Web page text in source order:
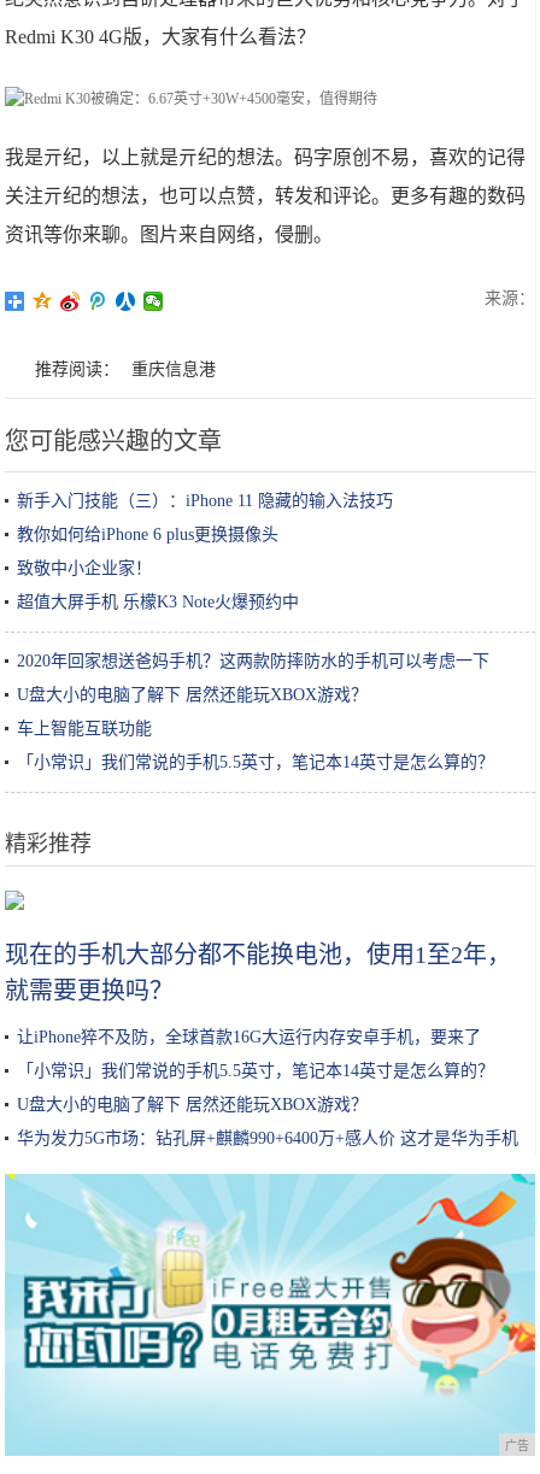
Redmi K30 4G版，大家有什么看法？
我是亓纪，以上就是亓纪的想法。码字原创不易，喜欢的记得
关注亓纪的想法，也可以点赞，转发和评论。更多有趣的数码
资讯等你来聊。图片来自网络，侵删。
来源：
推荐阅读： 重庆信息港
您可能感兴趣的文章
新手入门技能（三）：iPhone 11 隐藏的输入法技巧
教你如何给iPhone 6 plus更换摄像头
致敬中小企业家！
超值大屏手机 乐檬K3 Note火爆预约中
2020年回家想送爸妈手机？这两款防摔防水的手机可以考虑一下
U盘大小的电脑了解下 居然还能玩XBOX游戏？
车上智能互联功能
「小常识」我们常说的手机5.5英寸，笔记本14英寸是怎么算的？
精彩推荐
做红烧肉，千万不要直接加水！大厨：教你这3招，红烧肉肥而不腻
现在的手机大部分都不能换电池，使用1至2年，
就需要更换吗？
让iPhone猝不及防，全球首款16G大运行内存安卓手机，要来了
「小常识」我们常说的手机5.5英寸，笔记本14英寸是怎么算的？
U盘大小的电脑了解下 居然还能玩XBOX游戏？
华为发力5G市场：钻孔屏+麒麟990+6400万+感人价 这才是华为手机
广告